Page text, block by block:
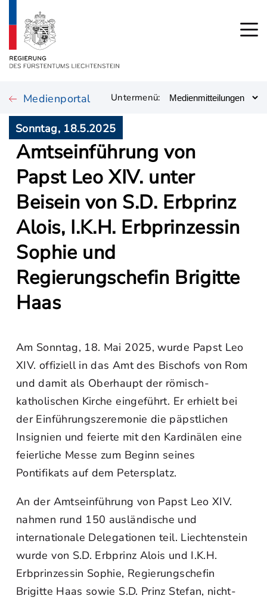
Medienportal Untermenü:
Sonntag, 18.5.2025
Amtseinführung von
Papst Leo XIV. unter
Beisein von S.D. Erbprinz
Alois, I.K.H. Erbprinzessin
Sophie und
Regierungschefin Brigitte
Haas
Am Sonntag, 18. Mai 2025, wurde Papst Leo
XIV. offiziell in das Amt des Bischofs von Rom
und damit als Oberhaupt der römisch-
katholischen Kirche eingeführt. Er erhielt bei
der Einführungszeremonie die päpstlichen
Insignien und feierte mit den Kardinälen eine
feierliche Messe zum Beginn seines
Pontifikats auf dem Petersplatz.
An der Amtseinführung von Papst Leo XIV.
nahmen rund 150 ausländische und
internationale Delegationen teil. Liechtenstein
wurde von S.D. Erbprinz Alois und I.K.H.
Erbprinzessin Sophie, Regierungschefin
Brigitte Haas sowie S.D. Prinz Stefan, nicht-